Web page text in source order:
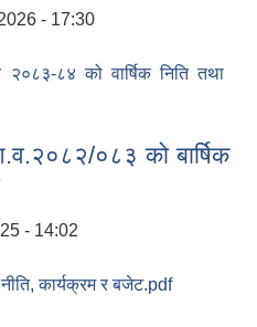
- 17:30
८४ को वार्षिक निति तथा
०८३ को बार्षिक
- 14:02
कार्यक्रम र बजेट.pdf